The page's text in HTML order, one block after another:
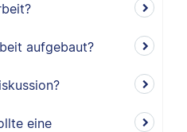
aufgebaut?
eine